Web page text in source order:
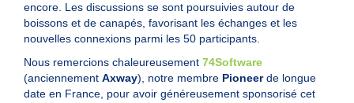
encore. Les discussions se sont poursuivies autour de
boissons et de canapés, favorisant les échanges et les
nouvelles connexions parmi les 50 participants.
Nous remercions chaleureusement 74Software
(anciennement Axway), notre membre Pioneerde longue
date en France, pour avoir généreusement sponsorisé cet